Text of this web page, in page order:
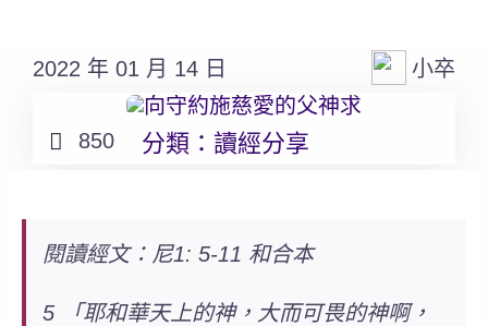
Search
2022 年 01 月 14 日 小卒
850 分類：讀經分享
閱讀經文：尼1: 5-11 和合本
5 「耶和華天上的神，大而可畏的神啊，